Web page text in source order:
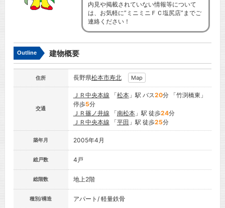
内見や掲載されていない情報等について
は、お気軽に”ミニミニＦＣ塩尻店”までご
連絡ください！
Outline 建物概要
住所 長野県松本市寿北 Map
交通
ＪＲ中央本線 「松本」駅 バス20分 「竹渕橋東」
停歩5分
ＪＲ篠ノ井線 「南松本」駅 徒歩24分
ＪＲ中央本線 「平田 」駅 徒歩25分
築年月 2005年4月
総戸数 4戸
総階数 地上2階
種別/構造 アパート/ 軽量鉄骨